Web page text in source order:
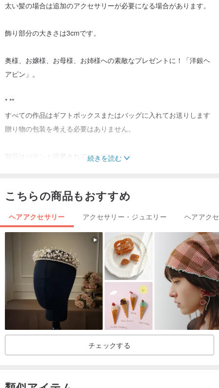
太い髪の場合は追加のアクセサリーが必要になる場合があります。
飾り部分の大きさは3cmです。
奥様、お嬢様、お母様、お姉様への素敵なプレゼントに！「洋銀ヘ
アピン」。
* **
すべての作品はギフトボックスまたはバッグに入れてお送りします
贈り物の包装を考える必要はありません。
製品はパテント研磨されています。
サイズ: 3 cm (1.18 inch)
ご注意ください
商品はモニターの設定により、色味が若干異なる場合があります!
あなたはいつでも製品の追加の写真やビデオを私に尋ねることがで
きます!
* *
取り扱いに注意が必要な商品です
続きを読む
こちらの商品もおすすめ
ヘアアクセサリー アクセサリー・ジュエリー ヘアアク
チェックする